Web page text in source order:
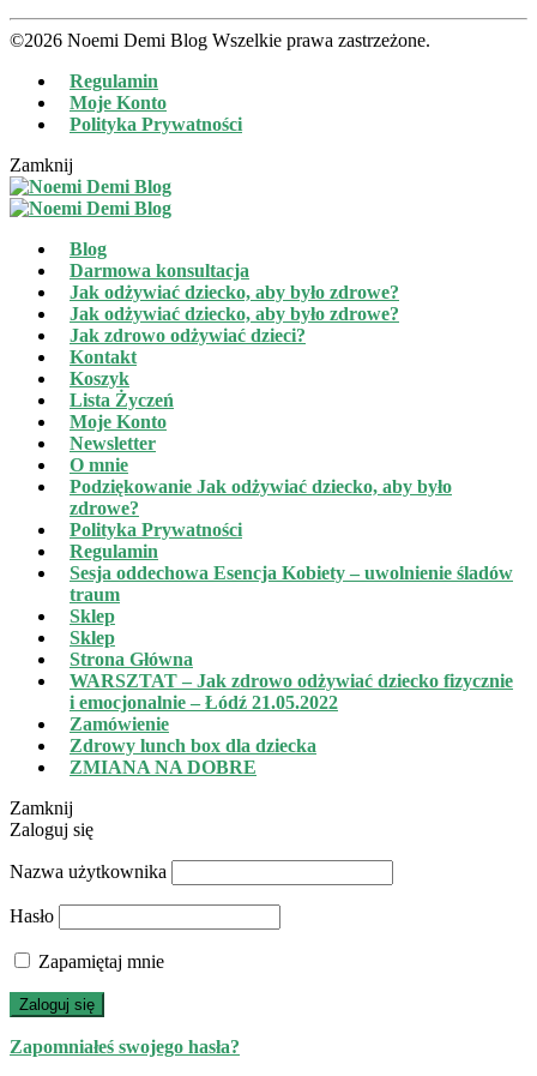
©2026 Noemi Demi Blog Wszelkie prawa zastrzeżone.
Regulamin
Moje Konto
Polityka Prywatności
Zamknij
Blog
Darmowa konsultacja
Jak odżywiać dziecko, aby było zdrowe?
Jak odżywiać dziecko, aby było zdrowe?
Jak zdrowo odżywiać dzieci?
Kontakt
Koszyk
Lista Życzeń
Moje Konto
Newsletter
O mnie
Podziękowanie Jak odżywiać dziecko, aby było
zdrowe?
Polityka Prywatności
Regulamin
Sesja oddechowa Esencja Kobiety – uwolnienie śladów
traum
Sklep
Sklep
Strona Główna
WARSZTAT – Jak zdrowo odżywiać dziecko fizycznie
i emocjonalnie – Łódź 21.05.2022
Zamówienie
Zdrowy lunch box dla dziecka
ZMIANA NA DOBRE
Zamknij
Zaloguj się
Nazwa użytkownika
Hasło
Zapamiętaj mnie
Zaloguj się
Zapomniałeś swojego hasła?